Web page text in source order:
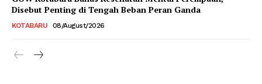
Disebut Penting di Tengah Beban Peran Ganda
KOTABARU 08/August/2026